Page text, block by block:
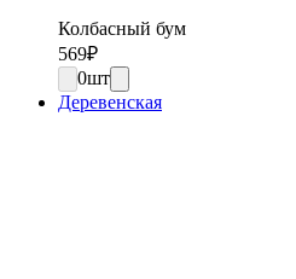
Колбасный бум
569₽
0шт
Деревенская